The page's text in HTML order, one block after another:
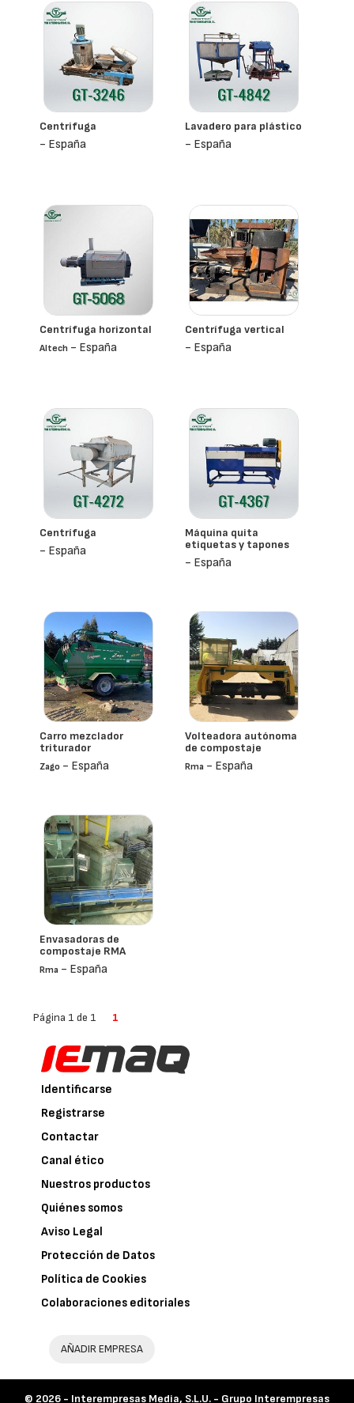
Centrifuga
- España
Lavadero para plástico
- España
Centrífuga horizontal
Altech - España
Centrífuga vertical
- España
Centrífuga
- España
Máquina quita
etiquetas y tapones
- España
Carro mezclador
triturador
Zago - España
Volteadora autónoma
de compostaje
Rma - España
Envasadoras de
compostaje RMA
Rma - España
Página 1 de 1 1
Identificarse
Registrarse
Contactar
Canal ético
Nuestros productos
Quiénes somos
Aviso Legal
Protección de Datos
Política de Cookies
Colaboraciones editoriales
AÑADIR EMPRESA
© 2026 - Interempresas Media, S.L.U. - Grupo Interempresas